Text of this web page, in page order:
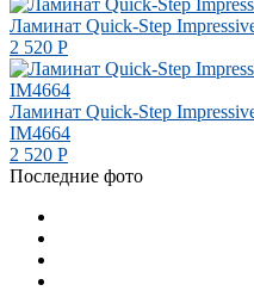
Ламинат Quick-Step
2 520 Р
Ламинат Quick-Step
IM4664
2 520 Р
Последние фото